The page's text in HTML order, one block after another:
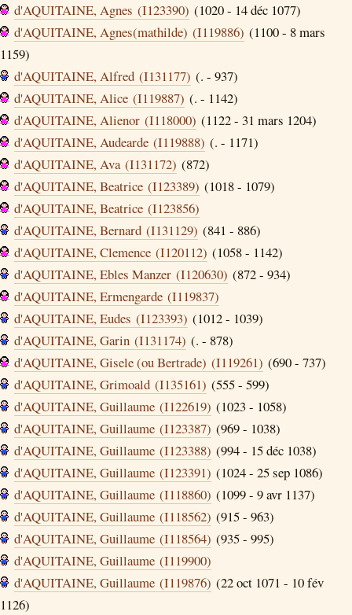
d'AQUITAINE, Agnes (I123390) (1020 - 14 déc 1077)
d'AQUITAINE, Agnes(mathilde) (I119886) (1100 - 8 mars
1159)
d'AQUITAINE, Alfred (I131177) (. - 937)
d'AQUITAINE, Alice (I119887) (. - 1142)
d'AQUITAINE, Alienor (I118000) (1122 - 31 mars 1204)
d'AQUITAINE, Audearde (I119888) (. - 1171)
d'AQUITAINE, Ava (I131172) (872)
d'AQUITAINE, Beatrice (I123389) (1018 - 1079)
d'AQUITAINE, Beatrice (I123856)
d'AQUITAINE, Bernard (I131129) (841 - 886)
d'AQUITAINE, Clemence (I120112) (1058 - 1142)
d'AQUITAINE, Ebles Manzer (I120630) (872 - 934)
d'AQUITAINE, Ermengarde (I119837)
d'AQUITAINE, Eudes (I123393) (1012 - 1039)
d'AQUITAINE, Garin (I131174) (. - 878)
d'AQUITAINE, Gisele (ou Bertrade) (I119261) (690 - 737)
d'AQUITAINE, Grimoald (I135161) (555 - 599)
d'AQUITAINE, Guillaume (I122619) (1023 - 1058)
d'AQUITAINE, Guillaume (I123387) (969 - 1038)
d'AQUITAINE, Guillaume (I123388) (994 - 15 déc 1038)
d'AQUITAINE, Guillaume (I123391) (1024 - 25 sep 1086)
d'AQUITAINE, Guillaume (I118860) (1099 - 9 avr 1137)
d'AQUITAINE, Guillaume (I118562) (915 - 963)
d'AQUITAINE, Guillaume (I118564) (935 - 995)
d'AQUITAINE, Guillaume (I119900)
d'AQUITAINE, Guillaume (I119876) (22 oct 1071 - 10 fév
1126)